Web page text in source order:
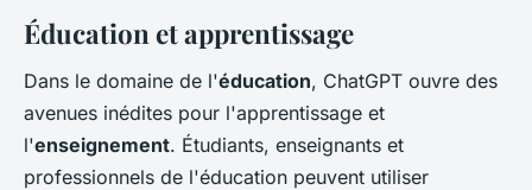
Éducation et apprentissage
Dans le domaine de l'éducation, ChatGPT ouvre des
avenues inédites pour l'apprentissage et
l'enseignement. Étudiants, enseignants et
professionnels de l'éducation peuvent utiliser